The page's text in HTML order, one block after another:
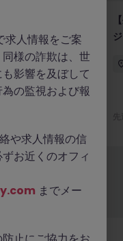
て法務 クッキーの設定
人情報をご案
様の詐欺は、世
影響を及ぼして
の監視および報
や求人情報の信
お近くのオフィ
までメー